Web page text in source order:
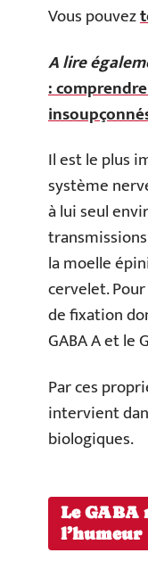
Vous pouvez
A lire
:
Il est le plus
système
à lui seul
la moelle
cervelet.
de fixation
GABA A et le
Par ces
intervient
biologiques.
Le GABA
l’humeur